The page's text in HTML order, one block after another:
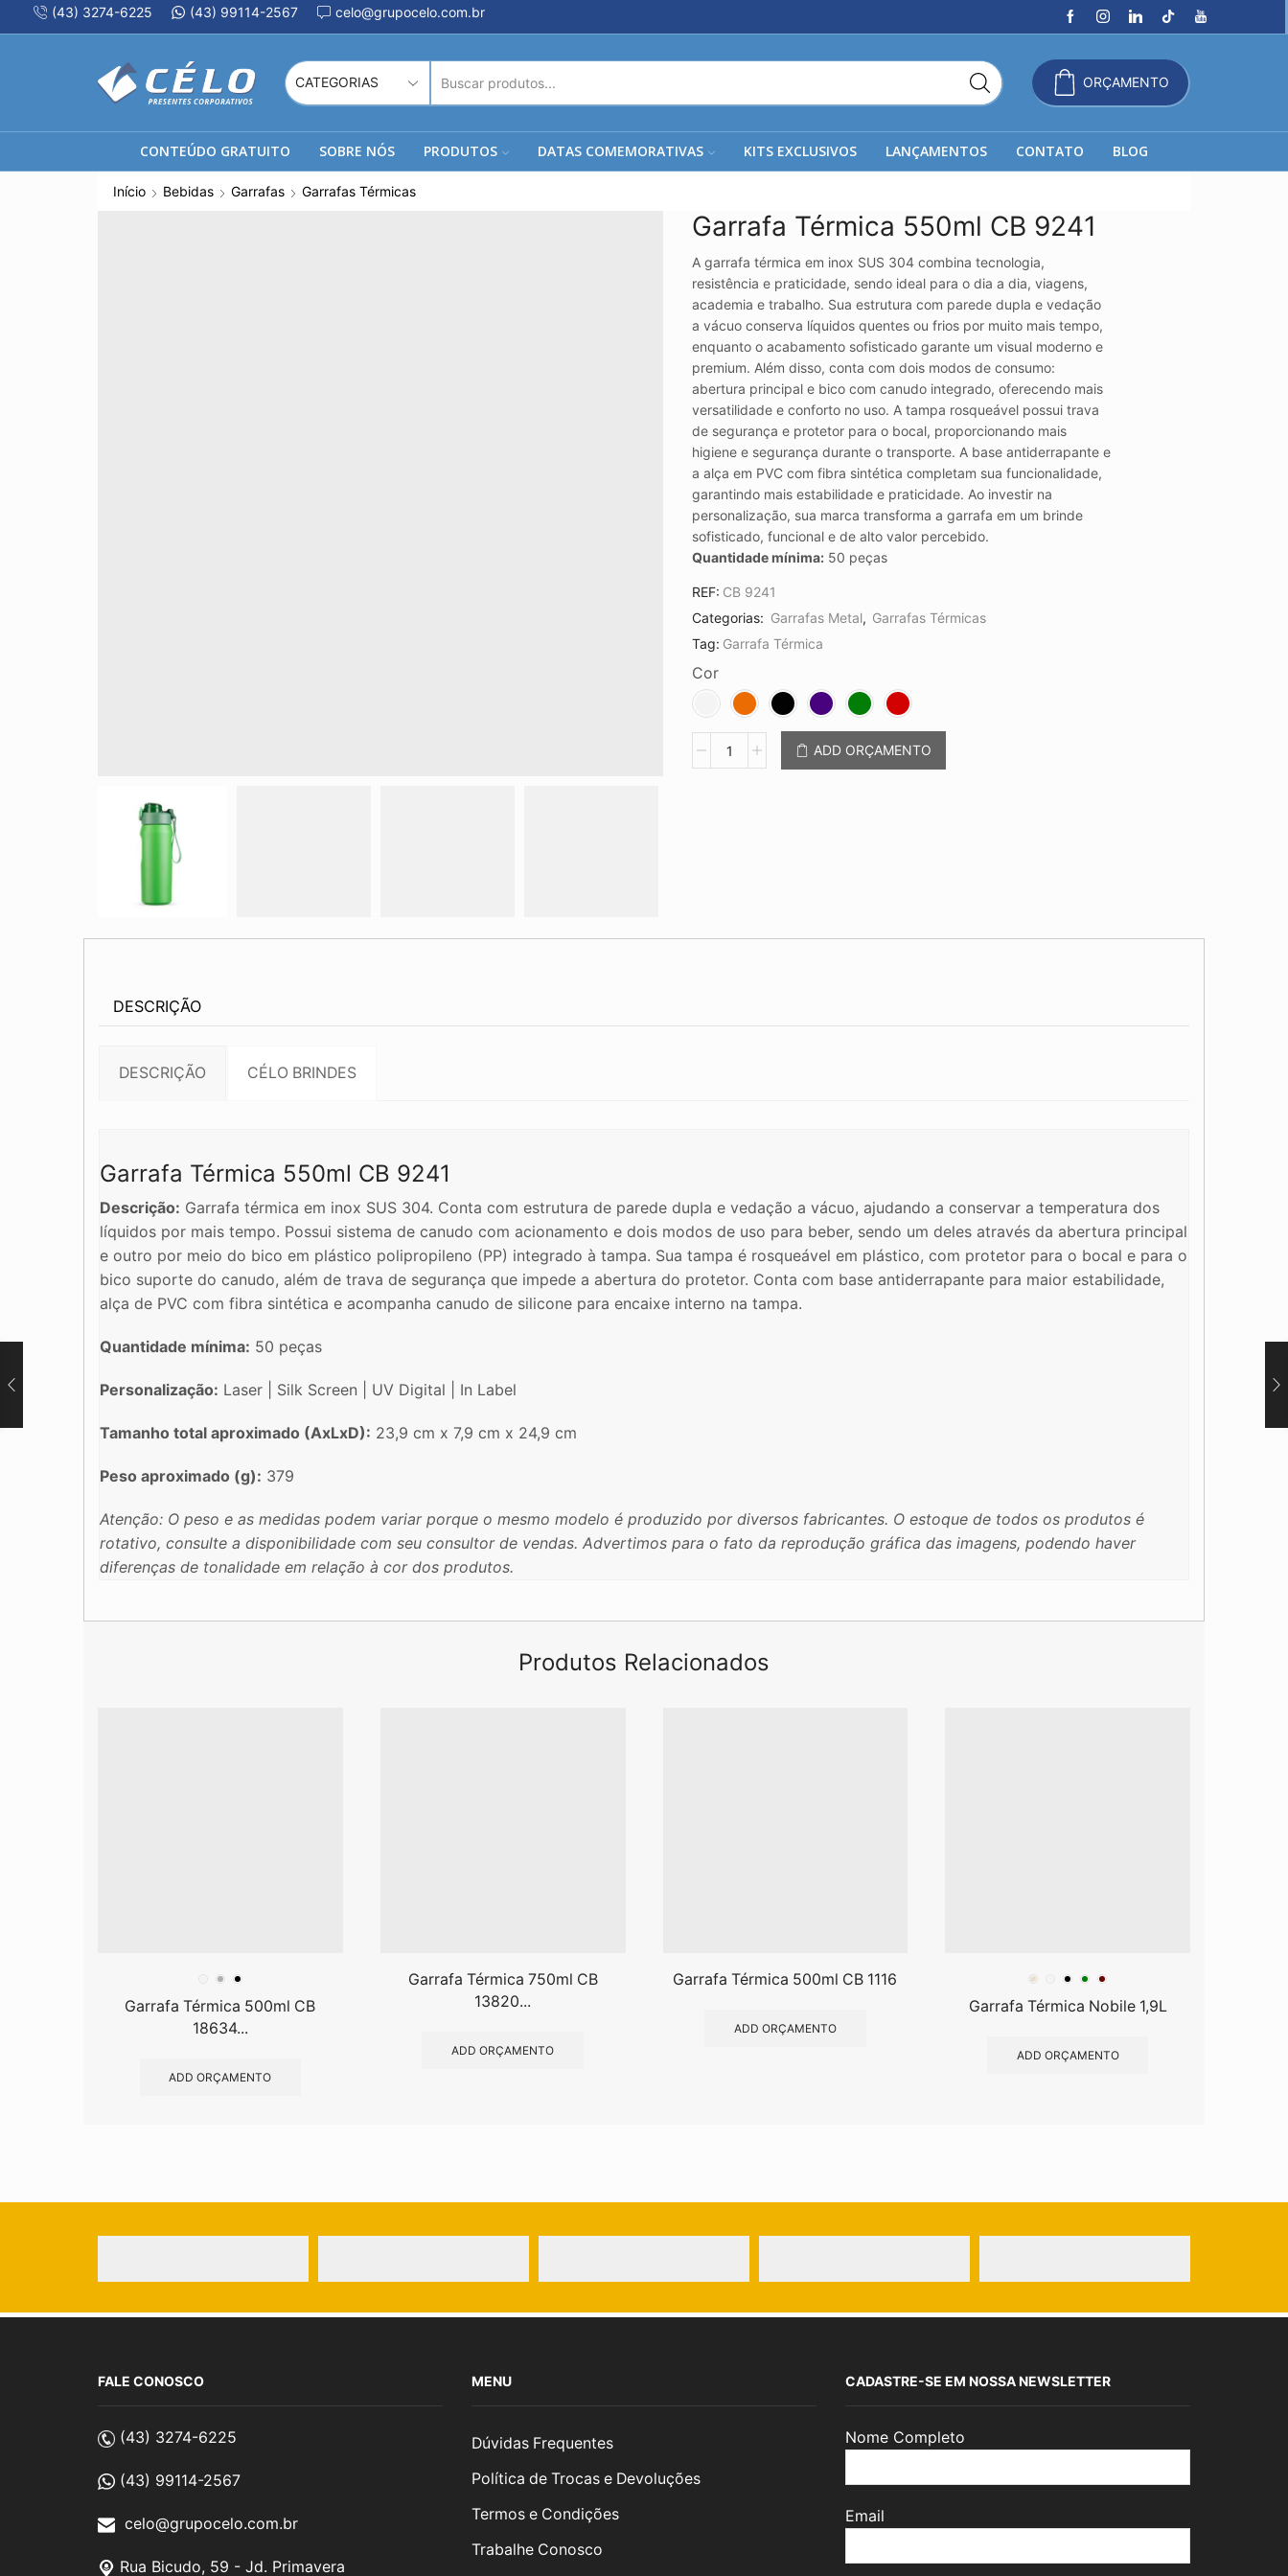
(43) 3274-6225 (43) 99114-2567 celo@grupocelo.com.br
DE
PESQUISA
ORÇAMENTO
CONTEÚDO GRATUITO SOBRE NÓS PRODUTOS DATAS COMEMORATIVAS KITS EXCLUSIVOS LANÇAMENTOS CONTATO BLOG
Início Bebidas Garrafas Garrafas Térmicas
Garrafa Térmica 550ml CB 9241
A garrafa térmica em inox SUS 304 combina tecnologia,
resistência e praticidade, sendo ideal para o dia a dia, viagens,
academia e trabalho. Sua estrutura com parede dupla e vedação
a vácuo conserva líquidos quentes ou frios por muito mais tempo,
enquanto o acabamento sofisticado garante um visual moderno e
premium. Além disso, conta com dois modos de consumo:
abertura principal e bico com canudo integrado, oferecendo mais
versatilidade e conforto no uso. A tampa rosqueável possui trava
de segurança e protetor para o bocal, proporcionando mais
higiene e segurança durante o transporte. A base antiderrapante e
a alça em PVC com fibra sintética completam sua funcionalidade,
garantindo mais estabilidade e praticidade. Ao investir na
personalização, sua marca transforma a garrafa em um brinde
sofisticado, funcional e de alto valor percebido.
Quantidade mínima: 50 peças
REF: CB 9241
Categorias: Garrafas Metal, Garrafas Térmicas
Tag: Garrafa Térmica
Cor
Térmica
ADD ORÇAMENTO
DESCRIÇÃO
DESCRIÇÃO CÉLO BRINDES
Garrafa Térmica 550ml CB 9241
Descrição: Garrafa térmica em inox SUS 304. Conta com estrutura de parede dupla e vedação a vácuo, ajudando a conservar a temperatura dos
líquidos por mais tempo. Possui sistema de canudo com acionamento e dois modos de uso para beber, sendo um deles através da abertura principal
e outro por meio do bico em plástico polipropileno (PP) integrado à tampa. Sua tampa é rosqueável em plástico, com protetor para o bocal e para o
bico suporte do canudo, além de trava de segurança que impede a abertura do protetor. Conta com base antiderrapante para maior estabilidade,
alça de PVC com fibra sintética e acompanha canudo de silicone para encaixe interno na tampa.
Quantidade mínima: 50 peças
Personalização: Laser | Silk Screen | UV Digital | In Label
Tamanho total aproximado (AxLxD): 23,9 cm x 7,9 cm x 24,9 cm
Peso aproximado (g): 379
Atenção: O peso e as medidas podem variar porque o mesmo modelo é produzido por diversos fabricantes. O estoque de todos os produtos é
rotativo, consulte a disponibilidade com seu consultor de vendas. Advertimos para o fato da reprodução gráfica das imagens, podendo haver
diferenças de tonalidade em relação à cor dos produtos.
Produtos Relacionados
Garrafa Térmica 500ml CB
18634...
ADD ORÇAMENTO
Garrafa Térmica 750ml CB
13820...
ADD ORÇAMENTO
Garrafa Térmica 500ml CB 1116
ADD ORÇAMENTO
Garrafa Térmica Nobile 1,9L
ADD ORÇAMENTO
FALE CONOSCO
(43) 3274-6225
(43) 99114-2567
celo@grupocelo.com.br
Rua Bicudo, 59 - Jd. Primavera
MENU
Dúvidas Frequentes
Política de Trocas e Devoluções
Termos e Condições
Trabalhe Conosco
CADASTRE-SE EM NOSSA NEWSLETTER
Nome Completo
Email